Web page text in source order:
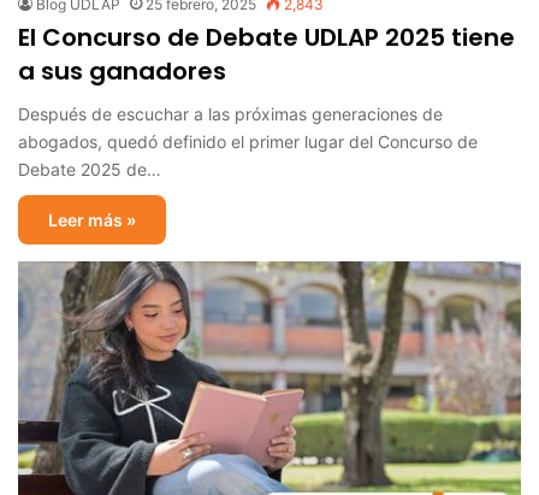
Blog UDLAP 25 febrero, 2025 2,843
El Concurso de Debate UDLAP 2025 tiene
a sus ganadores
Después de escuchar a las próximas generaciones de
abogados, quedó definido el primer lugar del Concurso de
Debate 2025 de…
Leer más »